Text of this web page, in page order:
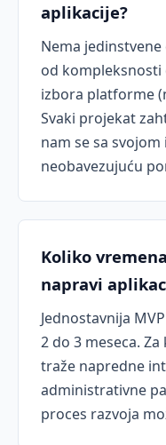
aplikacije?
Nema
od kompleksnosti
izbora platforme
Svaki projekat
nam se sa
neobavezujuću
Koliko
napravi
Jednostavnija
2 do 3 meseca.
traže napredne
administrativne
proces razvoja